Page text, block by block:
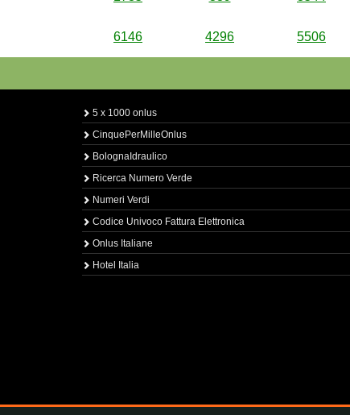
6146 4296 5506
5 x 1000 onlus
CinquePerMilleOnlus
BolognaIdraulico
Ricerca Numero Verde
Numeri Verdi
Codice Univoco Fattura Elettronica
Onlus Italiane
Hotel Italia